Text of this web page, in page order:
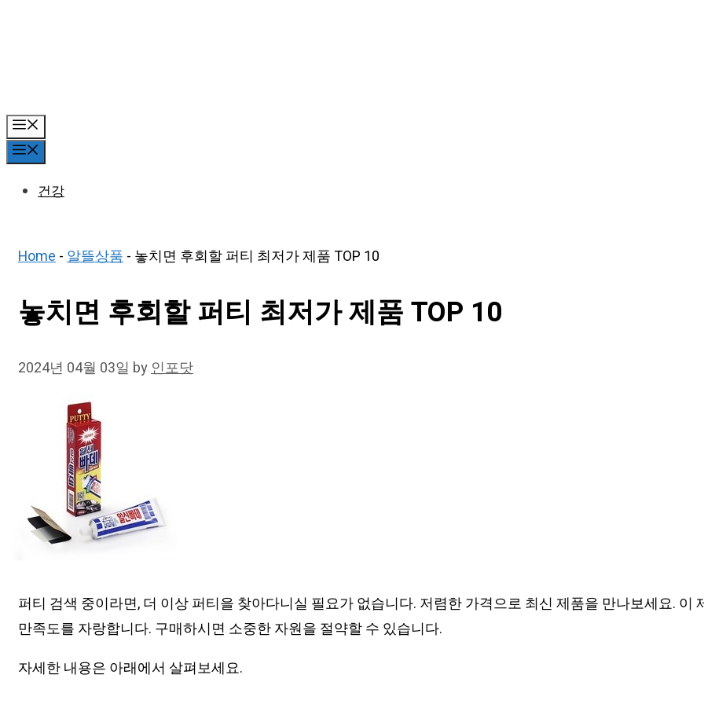
건강
Home-알뜰상품- 놓치면 후회할 퍼티 최저가 제품 TOP 10
놓치면 후회할 퍼티 최저가 제품 TOP 10
2024년 04월 03일 by인포닷
퍼티 검색 중이라면, 더 이상 퍼티을 찾아다니실 필요가 없습니다. 저렴한 가격으로 최신 제품을 만나보세요. 이
만족도를 자랑합니다. 구매하시면 소중한 자원을 절약할 수 있습니다.
자세한 내용은 아래에서 살펴보세요.